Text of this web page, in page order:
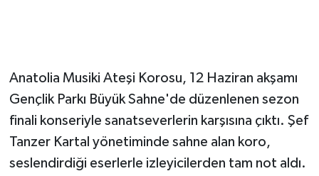
Anatolia Musiki Ateşi Korosu, 12 Haziran akşamı
Gençlik Parkı Büyük Sahne'de düzenlenen sezon
finali konseriyle sanatseverlerin karşısına çıktı. Şef
Tanzer Kartal yönetiminde sahne alan koro,
seslendirdiği eserlerle izleyicilerden tam not aldı.
Sokak Hayvanlarını Sahiplendirme
Spor